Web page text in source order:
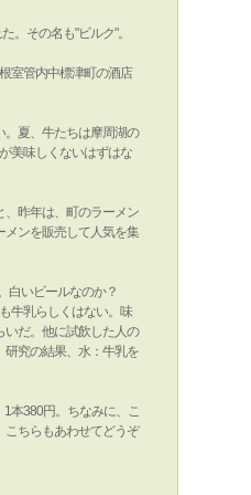
。その名も"ビルク"。
室管内中標津町の酒店
夏、牛たちは摩周湖の
美味しくないはずはな
昨年は、町のラーメン
メンを販売して人気を集
白いビールなのか？
牛乳らしくはない。味
だ。他に試飲した人の
究の結果、水：牛乳を
本380円。ちなみに、こ
ちらもあわせてどうぞ